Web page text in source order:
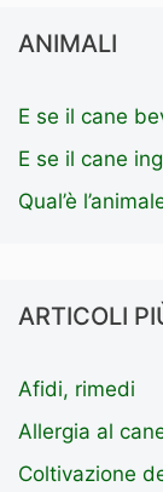
ANIMALI
E se il cane
E se il cane
Qual’è
ARTICOLI
Afidi, rimedi
Allergia al
Coltivazione